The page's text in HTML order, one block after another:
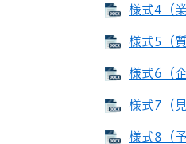
様式4（
様式5（
様式6（
様式7（
様式8（